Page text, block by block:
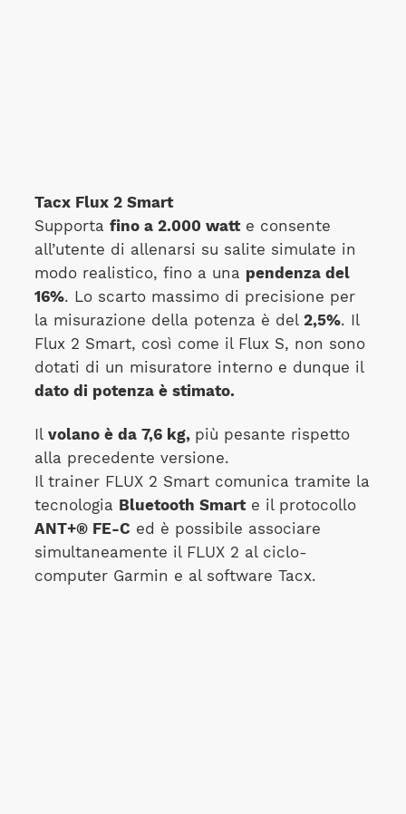
Tacx Flux 2 Smart
Supporta fino a 2.000 watte consente
all’utente di allenarsi su salite simulate in
modo realistico, fino a una pendenza del
16%. Lo scarto massimo di precisione per
la misurazione della potenza è del 2,5%. Il
Flux 2 Smart, così come il Flux S, non sono
dotati di un misuratore interno e dunque il
dato di potenza è stimato.
Il volano è da 7,6 kg, più pesante rispetto
alla precedente versione.
Il trainer FLUX 2 Smart comunica tramite la
tecnologia Bluetooth Smarte il protocollo
ANT+® FE-C ed è possibile associare
simultaneamente il FLUX 2 al ciclo-
computer Garmin e al software Tacx.